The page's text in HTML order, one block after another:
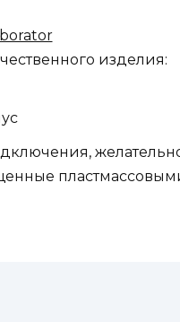
изделия: